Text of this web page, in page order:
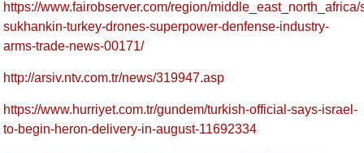
https://www.fairobserver.com/region/middle_east_north_africa/
sukhankin-turkey-drones-superpower-denfense-industry-
arms-trade-news-00171/
http://arsiv.ntv.com.tr/news/319947.asp
https://www.hurriyet.com.tr/gundem/turkish-official-says-israel-
to-begin-heron-delivery-in-august-11692334